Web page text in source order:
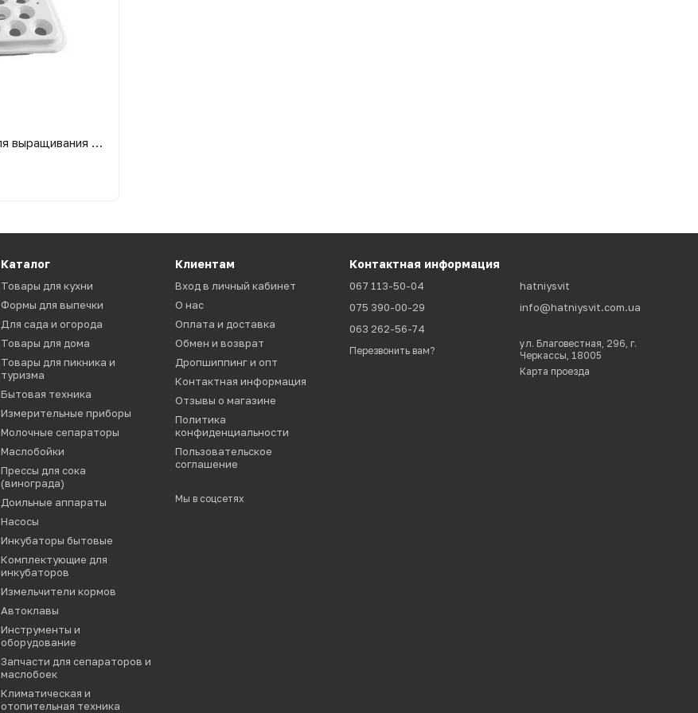
Домашняя установка для выращивания зеленого лука "Чудорост"
Каталог
Товары для кухни
Формы для выпечки
Для сада и огорода
Товары для дома
Товары для пикника и
туризма
Бытовая техника
Измерительные приборы
Молочные сепараторы
Маслобойки
Прессы для сока
(винограда)
Доильные аппараты
Насосы
Инкубаторы бытовые
Комплектующие для
инкубаторов
Измельчители кормов
Автоклавы
Инструменты и
оборудование
Запчасти для сепараторов и
маслобоек
Климатическая и
отопительная техника
Клиентам
Вход в личный кабинет
О нас
Оплата и доставка
Обмен и возврат
Дропшиппинг и опт
Контактная информация
Отзывы о магазине
Политика
конфиденциальности
Пользовательское
соглашение
Мы в соцсетях
Контактная информация
067 113-50-04
075 390-00-29
063 262-56-74
Перезвонить вам?
hatniysvit
info@hatniysvit.com.ua
ул. Благовестная, 296, г.
Черкассы, 18005
Карта проезда